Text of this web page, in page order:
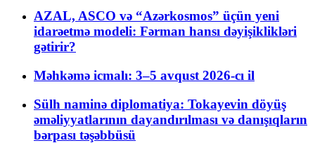
AZAL, ASCO və “Azərkosmos” üçün yeni
idarəetmə modeli: Fərman hansı dəyişiklikləri
gətirir?
Məhkəmə icmalı: 3–5 avqust 2026-cı il
Sülh naminə diplomatiya: Tokayevin döyüş
əməliyyatlarının dayandırılması və danışıqların
bərpası təşəbbüsü